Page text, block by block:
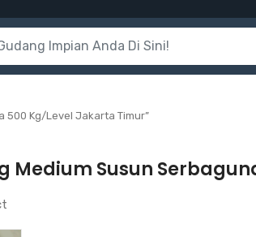
500 Kg/Level Jakarta Timur”
Medium Susun